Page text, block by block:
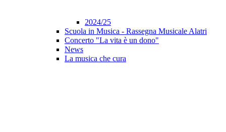
2024/25
Scuola in Musica - Rassegna Musicale Alatri
Concerto "La vita è un dono"
News
La musica che cura